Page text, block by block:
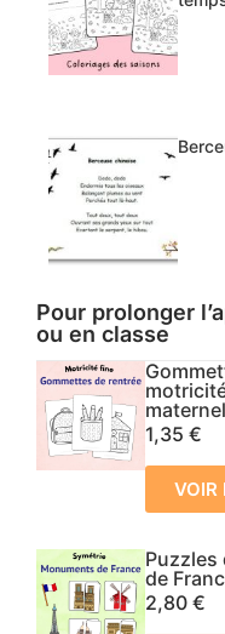
Pour prolonger
ou en classe
1,35 €
VOIR
Puzzles
de
2,80 €